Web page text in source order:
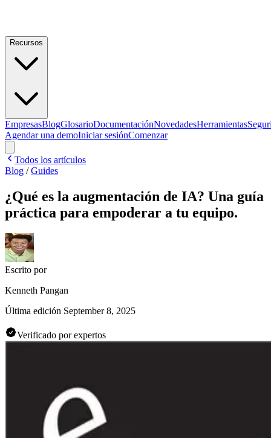
Recursos
EmpresasBlogGlosarioDocumentaciónNovedadesHerramientas
Agendar una demoIniciar sesiónComenzar
Todos los artículos
Blog /Guides
¿Qué es la augmentación de IA? Una guía
práctica para empoderar a tu equipo.
Escrito por
Kenneth Pangan
Última edición September 8, 2025
Verificado por expertos